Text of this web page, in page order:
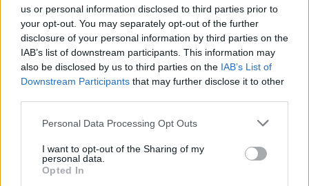
us or personal information disclosed to third parties prior to
your opt-out. You may separately opt-out of the further
disclosure of your personal information by third parties on the
IAB’s list of downstream participants. This information may
also be disclosed by us to third parties on the IAB’s List of
Downstream Participants that may further disclose it to other
Please note that this website/app uses one or more Google
not limited to your visit or usage behaviour. You may click to
grant or deny consent to Google and its third-party tags to
use your data for below specified purposes in below Google
Personal Data Processing Opt Outs
I want to opt-out of the Sharing of my
personal data.
Opted In
Μετά από αυτή την ανακοίνωση, η